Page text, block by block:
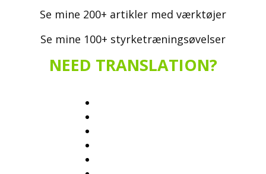
Se mine 200+ artikler med værktøjer
Se mine 100+ styrketræningsøvelser
NEED TRANSLATION?